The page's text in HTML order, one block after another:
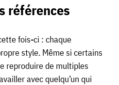
références
fois-ci : chaque
style. Même si certains
reproduire de multiples
avec quelqu’un qui